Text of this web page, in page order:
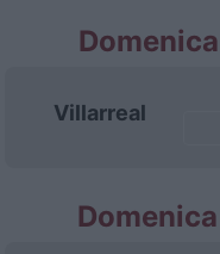
Villarreal